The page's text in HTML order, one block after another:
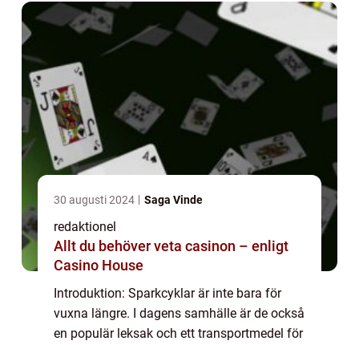
30 augusti 2024 Saga Vinde
redaktionel
Allt du behöver veta casinon – enligt
Casino House
Introduktion: Sparkcyklar är inte bara för
vuxna längre. I dagens samhälle är de också
en populär leksak och ett transportmedel för